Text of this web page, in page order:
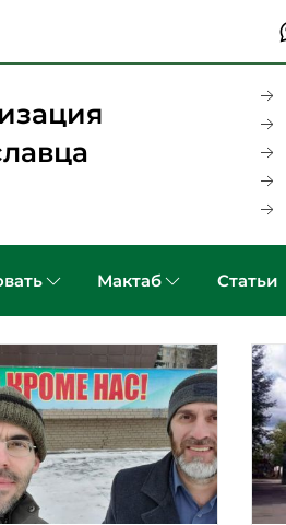
Мактаб Статьи